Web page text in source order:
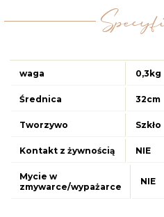
waga 0,3kg
Średnica 32cm
Tworzywo Szkło
Kontakt z żywnością NIE
Mycie w
zmywarce/wypażarce
NIE